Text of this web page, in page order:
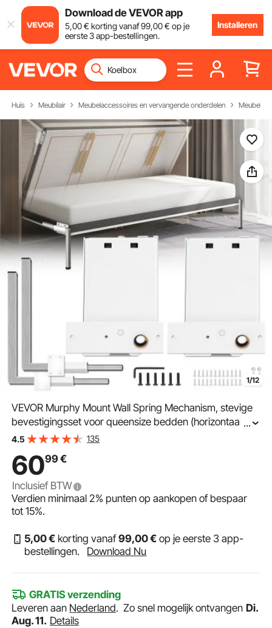
Download de VEVOR app
5,00€ korting vanaf99,00€ op je
eerste 3 app-bestellingen.
Installeren
Huis Meubilair Meubelaccessoires en vervangende onderdelen
1/12
VEVOR Murphy Mount Wall Spring Mechanism, stevige
bevestigingsset voor queensize bedden (horizontaal),
wit
...
4.5 135
6099€
Inclusief BTW
Verdien minimaal2% punten op aankopen of bespaar
tot15%.
5,00€ korting vanaf99,00€ op je eerste 3 app-
bestellingen.
Download Nu
GRATIS verzending
Leveren aan Nederland.Zo snel mogelijk ontvangen Di.
Aug. 11. Details